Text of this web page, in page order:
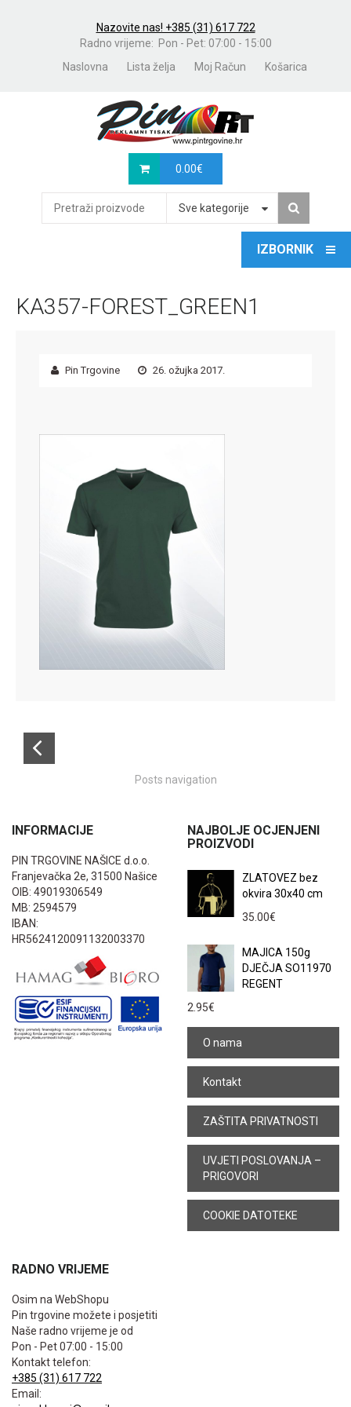
Nazovite nas! +385 (31) 617 722
Radno vrijeme: Pon - Pet: 07:00 - 15:00
Naslovna
Lista želja Moj Račun Košarica
0.00€
Sve kategorije
KA357-FOREST_GREEN1
Pin Trgovine 26. ožujka 2017.
Posts navigation
INFORMACIJE
PIN TRGOVINE NAŠICE d.o.o.
Franjevačka 2e, 31500 Našice
OIB: 49019306549
MB: 2594579
IBAN:
HR5624120091132003370
NAJBOLJE OCJENJENI
PROIZVODI
ZLATOVEZ bez
okvira 30x40 cm
35.00€
MAJICA 150g
DJEČJA SO11970
REGENT
2.95€
O nama
Kontakt
ZAŠTITA PRIVATNOSTI
UVJETI POSLOVANJA –
PRIGOVORI
COOKIE DATOTEKE
RADNO VRIJEME
Osim na WebShopu
Pin trgovine možete i posjetiti
Naše radno vrijeme je od
Pon - Pet 07:00 - 15:00
Kontakt telefon:
+385 (31) 617 722
Email: